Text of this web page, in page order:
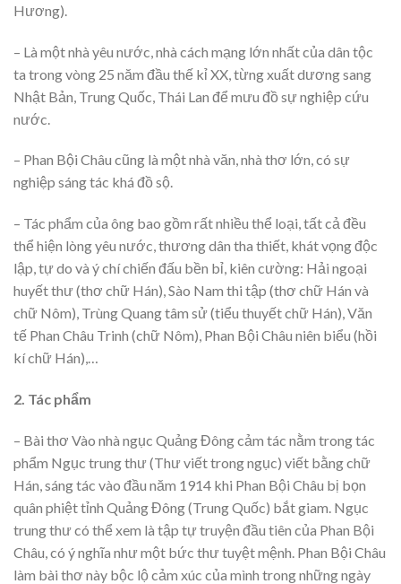
Hương).
– Là một nhà yêu nước, nhà cách mạng lớn nhất của dân tộc
ta trong vòng 25 năm đầu thế kỉ XX, từng xuất dương sang
Nhật Bản, Trung Quốc, Thái Lan để mưu đồ sự nghiệp cứu
nước.
– Phan Bội Châu cũng là một nhà văn, nhà thơ lớn, có sự
nghiệp sáng tác khá đồ sộ.
– Tác phẩm của ông bao gồm rất nhiều thể loại, tất cả đều
thể hiện lòng yêu nước, thương dân tha thiết, khát vọng độc
lập, tự do và ý chí chiến đấu bền bỉ, kiên cường: Hải ngoại
huyết thư (thơ chữ Hán), Sào Nam thi tập (thơ chữ Hán và
chữ Nôm), Trùng Quang tâm sử (tiểu thuyết chữ Hán), Văn
tế Phan Châu Trinh (chữ Nôm), Phan Bội Châu niên biểu (hồi
kí chữ Hán),…
2. Tác phẩm
– Bài thơ Vào nhà ngục Quảng Đông cảm tác nằm trong tác
phẩm Ngục trung thư (Thư viết trong ngục) viết bằng chữ
Hán, sáng tác vào đầu năm 1914 khi Phan Bội Châu bị bọn
quân phiệt tỉnh Quảng Đông (Trung Quốc) bắt giam. Ngục
trung thư có thể xem là tập tự truyện đầu tiên của Phan Bội
Châu, có ý nghĩa như một bức thư tuyệt mệnh. Phan Bội Châu
làm bài thơ này bộc lộ cảm xúc của mình trong những ngày